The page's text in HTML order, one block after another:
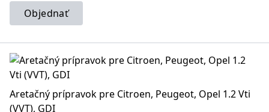
Objednať
Aretačný prípravok pre Citroen, Peugeot, Opel 1.2 Vti
(VVT), GDI